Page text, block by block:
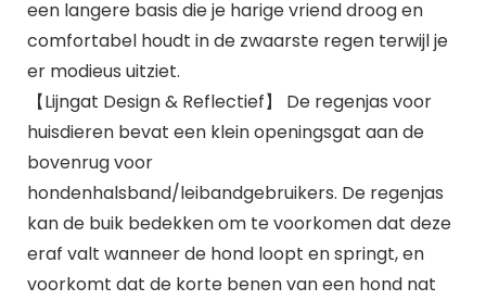
een langere basis die je harige vriend droog en
comfortabel houdt in de zwaarste regen terwijl je
er modieus uitziet.
【Lijngat Design & Reflectief】 De regenjas voor
huisdieren bevat een klein openingsgat aan de
bovenrug voor
hondenhalsband/leibandgebruikers. De regenjas
kan de buik bedekken om te voorkomen dat deze
eraf valt wanneer de hond loopt en springt, en
voorkomt dat de korte benen van een hond nat